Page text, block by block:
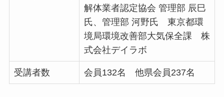
解体業者認定協会 管理部 辰巳
氏、管理部 河野氏 東京都環
境局環境改善部大気保全課 株
式会社デイラボ
受講者数 会員132名 他県会員237名